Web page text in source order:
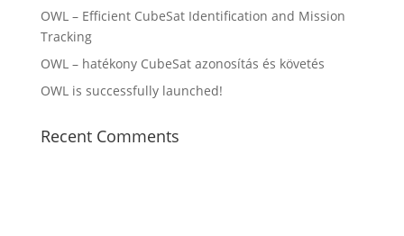
OWL – Efficient CubeSat Identification and Mission
Tracking
OWL – hatékony CubeSat azonosítás és követés
OWL is successfully launched!
Recent Comments